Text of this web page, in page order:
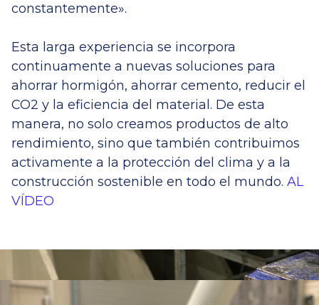
constantemente».
Esta larga experiencia se incorpora
continuamente a nuevas soluciones para
ahorrar hormigón, ahorrar cemento, reducir el
CO2 y la eficiencia del material. De esta
manera, no solo creamos productos de alto
rendimiento, sino que también contribuimos
activamente a la protección del clima y a la
construcción sostenible en todo el mundo. AL
VÍDEO